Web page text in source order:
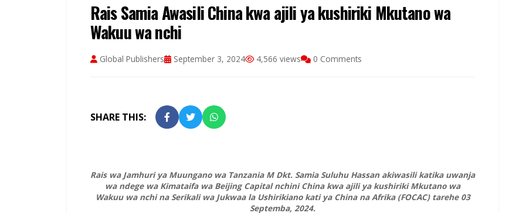
Rais Samia Awasili China kwa ajili ya kushiriki Mkutano wa
Wakuu wa nchi
Global Publishers September 3, 2024 4,566 views 0 Comments
SHARE THIS:
Rais wa Jamhuri ya Muungano wa Tanzania M Dkt. Samia Suluhu Hassan akiwasili katika uwanja
wa ndege wa Kimataifa wa Beijing Capital nchini China kwa ajili ya kushiriki Mkutano wa
Wakuu wa nchi na Serikali wa Jukwaa la Ushirikiano kati ya China na Afrika (FOCAC) tarehe 03
Septemba, 2024.